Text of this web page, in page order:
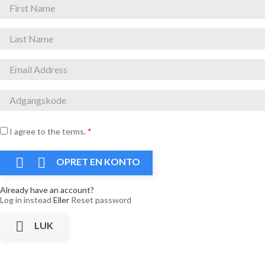
I agree to the terms. *
  OPRET EN KONTO
Already have an account?
Log in instead Eller Reset password
 LUK